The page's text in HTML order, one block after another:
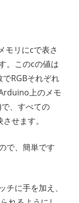
モリにcで表さ
。このcの値は
RGBそれぞれ
上のメモ
、すべての
せます。
で、簡単です
に手を加え、